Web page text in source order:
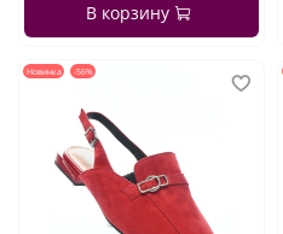
В корзину
Новинка -56%